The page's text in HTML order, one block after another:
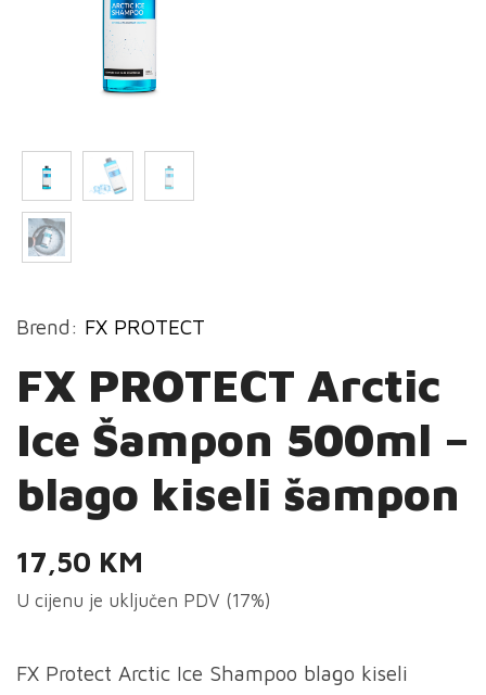
Brend: FX PROTECT
FX PROTECT Arctic
Ice Šampon 500ml –
blago kiseli šampon
17,50 KM
U cijenu je uključen PDV (17%)
FX Protect Arctic Ice Shampoo blago kiseli